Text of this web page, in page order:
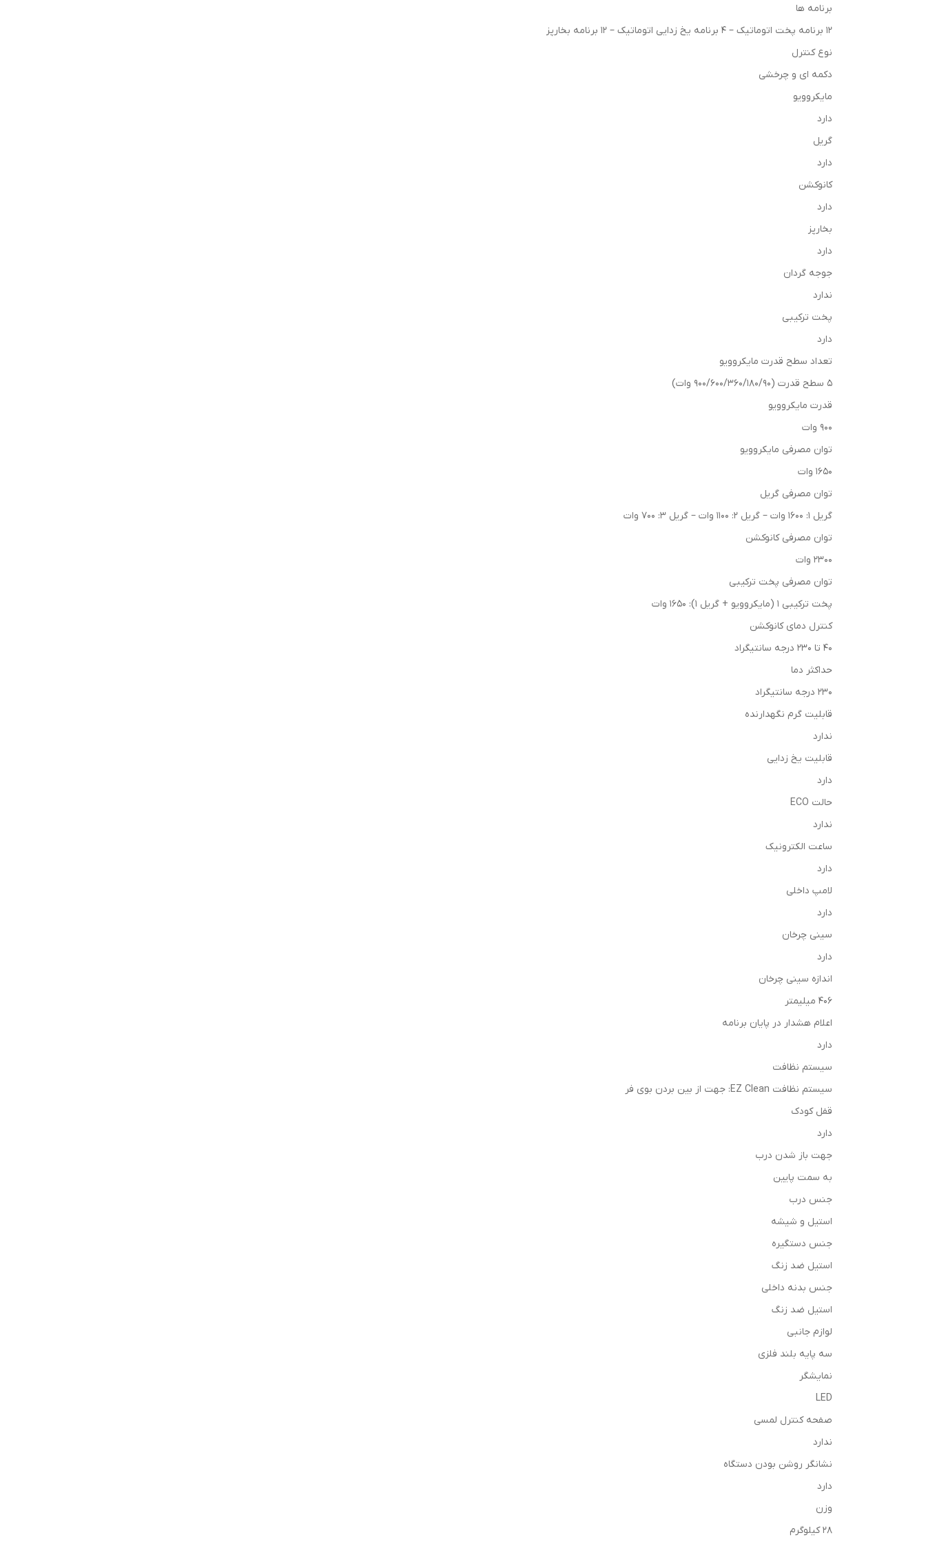
برنامه ها
12 برنامه پخت اتوماتیک – 4 برنامه یخ زدایی اتوماتیک – 12 برنامه بخارپز
نوع کنترل
دکمه ای و چرخشی
مایکروویو
دارد
گریل
دارد
کانوکشن
دارد
بخارپز
دارد
جوجه گردان
ندارد
پخت ترکیبی
دارد
تعداد سطح قدرت مایکروویو
5 سطح قدرت (900/600/360/180/90 وات)
قدرت مایکروویو
900 وات
توان مصرفی مایکروویو
1650 وات
توان مصرفی گریل
گریل 1: 1600 وات – گریل 2: 1100 وات – گریل 3: 700 وات
توان مصرفی کانوکشن
2300 وات
توان مصرفی پخت ترکیبی
پخت ترکیبی 1 (مایکروویو + گریل 1): 1650 وات
کنترل دمای کانوکشن
40 تا 230 درجه سانتیگراد
حداکثر دما
230 درجه سانتیگراد
قابلیت گرم نگهدارنده
ندارد
قابلیت یخ زدایی
دارد
حالت ECO
ندارد
ساعت الکترونیک
دارد
لامپ داخلی
دارد
سینی چرخان
دارد
اندازه سینی چرخان
406 میلیمتر
اعلام هشدار در پایان برنامه
دارد
سیستم نظافت
سیستم نظافت EZ Clean: جهت از بین بردن بوی فر
قفل کودک
دارد
جهت باز شدن درب
به سمت پایین
جنس درب
استیل و شیشه
جنس دستگیره
استیل ضد زنگ
جنس بدنه داخلی
استیل ضد زنگ
لوازم جانبی
سه پایه بلند فلزی
نمایشگر
LED
صفحه کنترل لمسی
ندارد
نشانگر روشن بودن دستگاه
دارد
وزن
28 کیلوگرم